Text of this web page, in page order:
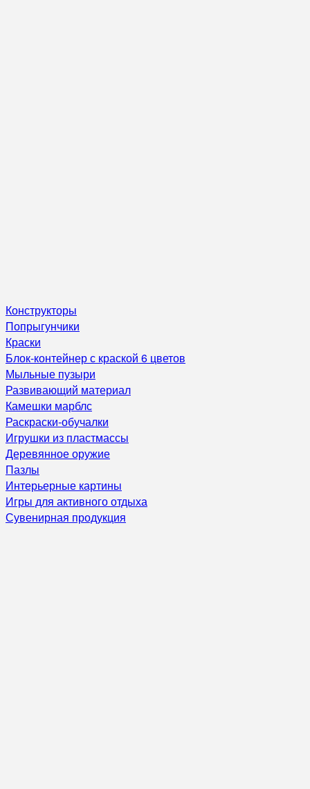
Конструкторы
Попрыгунчики
Краски
Блок-контейнер с краской 6 цветов
Мыльные пузыри
Развивающий материал
Камешки марблс
Раскраски-обучалки
Игрушки из пластмассы
Деревянное оружие
Пазлы
Интерьерные картины
Игры для активного отдыха
Сувенирная продукция